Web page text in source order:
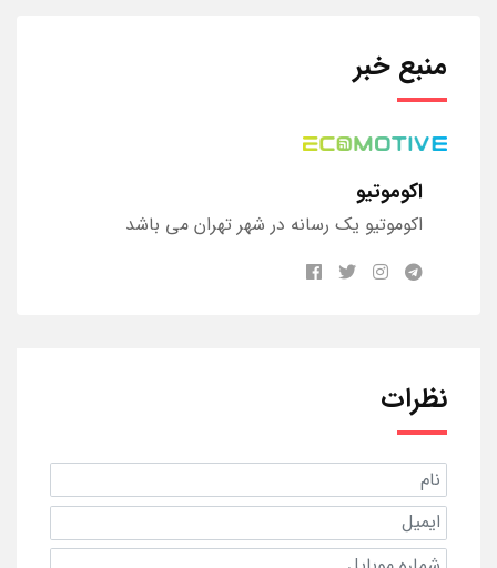
منبع خبر
اکوموتیو
اکوموتیو یک رسانه در شهر تهران می باشد
نظرات